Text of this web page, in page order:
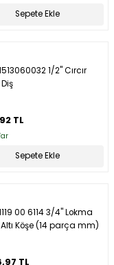
Sepete Ekle
1/2'' Cırcır
TL
Sepete Ekle
00 6114 3/4'' Lokma
Altı Köşe (14 parça mm)
TL